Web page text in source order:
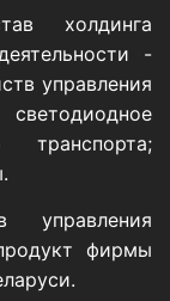
холдинга
-
управления
светодиодное
управления
фирмы